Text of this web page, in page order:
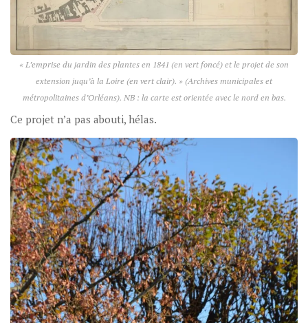
« L’emprise du jardin des plantes en 1841 (en vert foncé) et le projet de son
extension juqu’à la Loire (en vert clair). » (Archives municipales et
métropolitaines d’Orléans). NB : la carte est orientée avec le nord en bas.
Ce projet n’a pas abouti, hélas.